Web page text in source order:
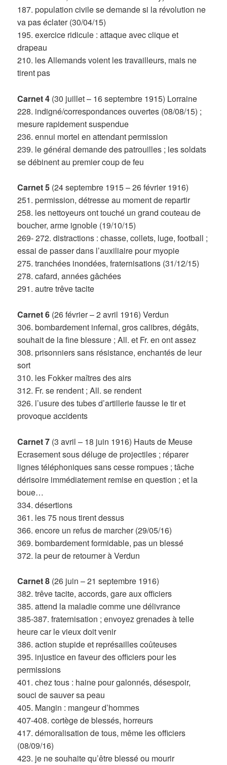
187. population civile se demande si la révolution ne
va pas éclater (30/04/15)
195. exercice ridicule : attaque avec clique et
drapeau
210. les Allemands voient les travailleurs, mais ne
tirent pas
Carnet 4 (30 juillet – 16 septembre 1915) Lorraine
228. indigné/correspondances ouvertes (08/08/15) ;
mesure rapidement suspendue
236. ennui mortel en attendant permission
239. le général demande des patrouilles ; les soldats
se débinent au premier coup de feu
Carnet 5 (24 septembre 1915 – 26 février 1916)
251. permission, détresse au moment de repartir
258. les nettoyeurs ont touché un grand couteau de
boucher, arme ignoble (19/10/15)
269- 272. distractions : chasse, collets, luge, football ;
essai de passer dans l’auxiliaire pour myopie
275. tranchées inondées, fraternisations (31/12/15)
278. cafard, années gâchées
291. autre trêve tacite
Carnet 6 (26 février – 2 avril 1916) Verdun
306. bombardement infernal, gros calibres, dégâts,
souhait de la fine blessure ; All. et Fr. en ont assez
308. prisonniers sans résistance, enchantés de leur
sort
310. les Fokker maîtres des airs
312. Fr. se rendent ; All. se rendent
326. l’usure des tubes d’artillerie fausse le tir et
provoque accidents
Carnet 7 (3 avril – 18 juin 1916) Hauts de Meuse
Ecrasement sous déluge de projectiles ; réparer
lignes téléphoniques sans cesse rompues ; tâche
dérisoire immédiatement remise en question ; et la
boue…
334. désertions
361. les 75 nous tirent dessus
366. encore un refus de marcher (29/05/16)
369. bombardement formidable, pas un blessé
372. la peur de retourner à Verdun
Carnet 8 (26 juin – 21 septembre 1916)
382. trêve tacite, accords, gare aux officiers
385. attend la maladie comme une délivrance
385-387. fraternisation ; envoyez grenades à telle
heure car le vieux doit venir
386. action stupide et représailles coûteuses
395. injustice en faveur des officiers pour les
permissions
401. chez tous : haine pour galonnés, désespoir,
souci de sauver sa peau
405. Mangin : mangeur d’hommes
407-408. cortège de blessés, horreurs
417. démoralisation de tous, même les officiers
(08/09/16)
423. je ne souhaite qu’être blessé ou mourir